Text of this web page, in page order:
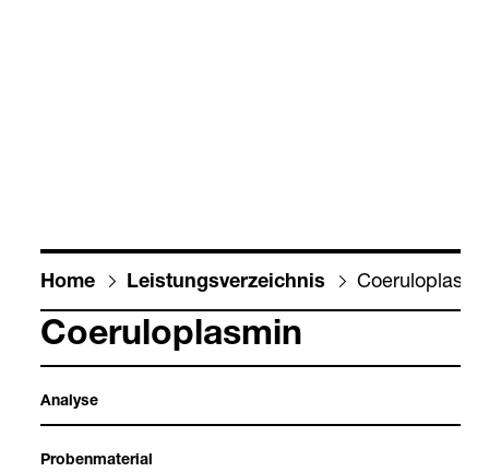
Home Leis­tungs­ver­zeich­nis
Coe­ru­lo­plas­min
Ana­lyse
Pro­ben­ma­te­rial